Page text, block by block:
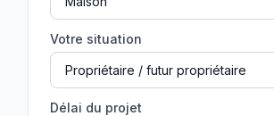
Votre situation
Délai du projet